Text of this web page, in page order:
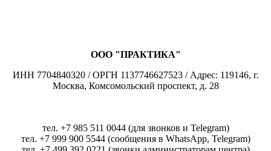
ООО "ПРАКТИКА"
ИНН 7704840320 / ОРГН 1137746627523 / Адрес: 119146, г.
Москва, Комсомольский проспект, д. 28
тел. +7 985 511 0044 (для звонков и Telegram)
тел. +7 999 900 5544 (сообщения в WhatsApp, Telegram)